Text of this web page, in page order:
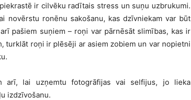
ir cilvēku radītais stress un suņu uzbrukumi.
novērstu ronēnu sakošanu, kas dzīvniekam var būt
pašiem suņiem – roņi var pārnēsāt slimības, kas ir
turklāt roņi ir plēsēji ar asiem zobiem un var nopietni
arī, lai uzņemtu fotogrāfijas vai selfijus, jo lieka
izdzīvošanu.